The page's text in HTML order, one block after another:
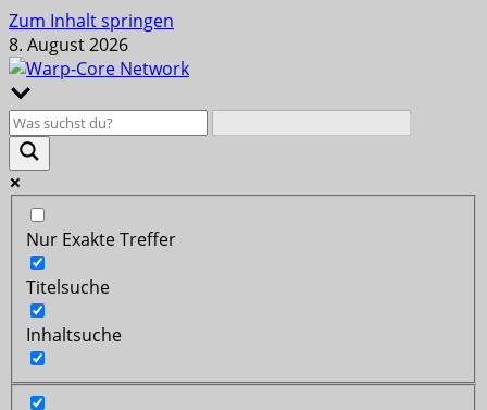
Zum Inhalt springen
8. August 2026
Nur Exakte Treffer
Titelsuche
Inhaltsuche